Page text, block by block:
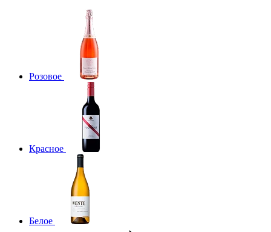
Розовое
Красное
Белое